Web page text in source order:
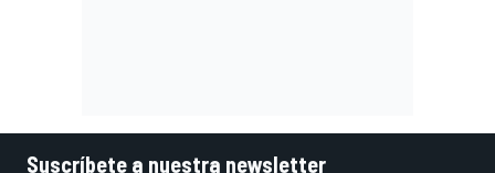
Suscríbete a nuestra newsletter